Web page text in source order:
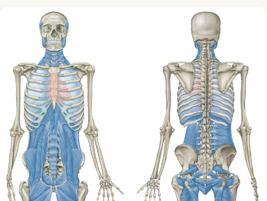
ロント・ライン」は、舌から足趾まで繋がるファシアの連結で
す。🦴 このラインをそっくりそのままオンライン解剖で確認す
ることができる2日間、各日3時間ずつ、合計6時間の最高に素
晴らしいクラスを、なぁんと、なんと、通常参加価格の50%オ
フで申し込める（¥43,978 → ¥21,989）の早割適用期限が7月
31日23:59に迫ってまいりました。✨ 📺 ライブ参加できないと
いう方も、今回のオンライン解剖クラスから、各日のライブ配
信終了後24時間以内を目安にリリースされるアーカイブ収録ビ
デオに30日間何度でもアクセスできますから、安心してお申し
込みいただけます。 👨‍🏫 オンライン解剖クラスの解説には、約
2年ぶりに、アナトミートレイン著者であるトム・マイヤーズが
登場します。 ディープ・フロント・ラインというコンセプトの
意味合いを理解しながら、実際の身体構造の連続性をトッド・
ガルシアの素晴らしい解剖スキルによって鮮明な画面で確認で